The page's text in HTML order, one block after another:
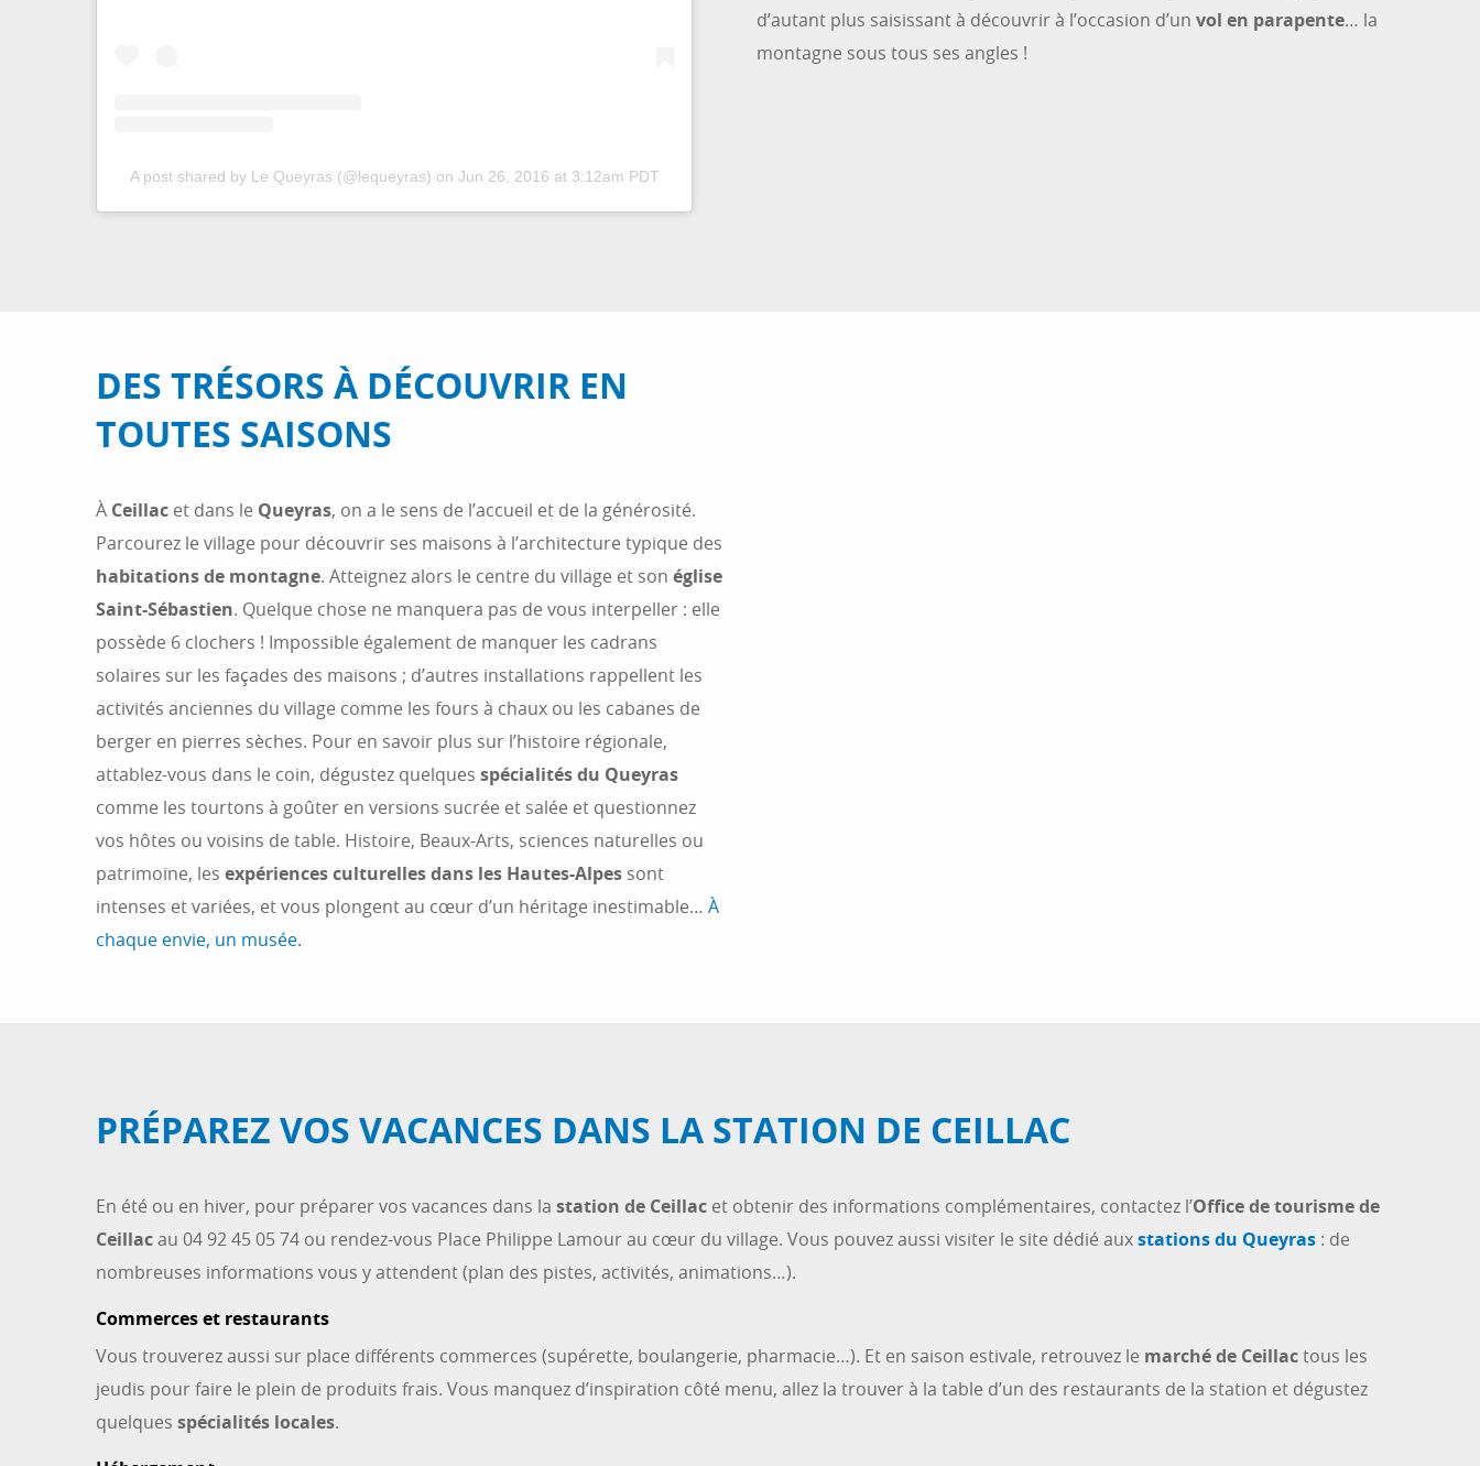
A post shared by Le Queyras (@lequeyras) on Jun 26, 2016 at 3:12am PDT
d’autant plus saisissant à découvrir à l’occasion d’un vol en parapente… la
montagne sous tous ses angles !
DES TRÉSORS À DÉCOUVRIR EN
TOUTES SAISONS
À Ceillac et dans le Queyras, on a le sens de l’accueil et de la générosité.
Parcourez le village pour découvrir ses maisons à l’architecture typique des
habitations de montagne. Atteignez alors le centre du village et son église
Saint-Sébastien. Quelque chose ne manquera pas de vous interpeller : elle
possède 6 clochers ! Impossible également de manquer les cadrans
solaires sur les façades des maisons ; d’autres installations rappellent les
activités anciennes du village comme les fours à chaux ou les cabanes de
berger en pierres sèches. Pour en savoir plus sur l’histoire régionale,
attablez-vous dans le coin, dégustez quelques spécialités du Queyras
comme les tourtons à goûter en versions sucrée et salée et questionnez
vos hôtes ou voisins de table. Histoire, Beaux-Arts, sciences naturelles ou
patrimoine, les expériences culturelles dans les Hautes-Alpes sont
intenses et variées, et vous plongent au cœur d’un héritage inestimable… À
chaque envie, un musée.
PRÉPAREZ VOS VACANCES DANS LA STATION DE CEILLAC
En été ou en hiver, pour préparer vos vacances dans la station de Ceillac et obtenir des informations complémentaires, contactez l’Office de tourisme de
Ceillacau 04 92 45 05 74 ou rendez-vous Place Philippe Lamour au cœur du village. Vous pouvez aussi visiter le site dédié auxstations du Queyras : de
nombreuses informations vous y attendent (plan des pistes, activités, animations…).
Commerces et restaurants
Vous trouverez aussi sur place différents commerces (supérette, boulangerie, pharmacie…). Et en saison estivale, retrouvez le marché de Ceillactous les
jeudis pour faire le plein de produits frais. Vous manquez d’inspiration côté menu, allez la trouver à la table d’un des restaurants de la station et dégustez
quelques spécialités locales.